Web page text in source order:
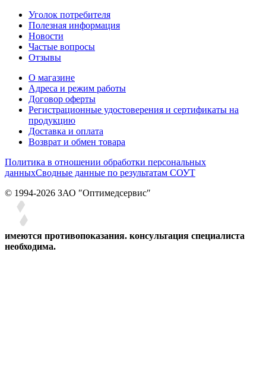
Уголок потребителя
Полезная информация
Новости
Частые вопросы
Отзывы
О магазине
Адреса и режим работы
Договор оферты
Регистрационные удостоверения и сертификаты на
продукцию
Доставка и оплата
Возврат и обмен товара
Политика в отношении обработки персональных
данныхСводные данные по результатам СОУТ
© 1994-2026 ЗАО ″Оптимедсервис″
имеются противопоказания. консультация специалиста
необходима.